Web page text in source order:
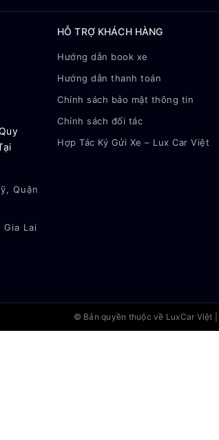
Quận
Lai
HỖ TRỢ KHÁCH HÀNG
Hướng dẫn book xe
Hướng dẫn thanh toán
Chính sách bảo mật thông tin
Chính sách đối tác
Hợp Tác Ký Gửi Xe – Lux Car Việt
© Bản quyền thuộc về LuxCar Việt